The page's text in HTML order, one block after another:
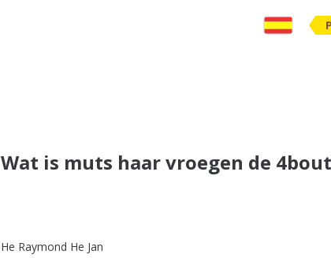
Wat is muts haar vroegen de
He Raymond He Jan